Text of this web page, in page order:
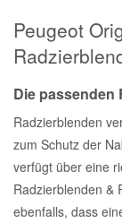
Peugeot
Die passenden
Radzierblenden
zum Schutz der
verfügt über eine
Radzierblenden &
ebenfalls, dass